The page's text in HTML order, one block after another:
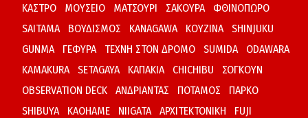
ΚΑΣΤΡΟ
ΜΟΥΣΕΙΟ ΜΑΤΣΟΥΡΙ ΣΑΚΟΥΡΑ
ΦΘΙΝΟΠΩΡΟ
SAITAMA
ΒΟΥΔΙΣΜΟΣ KANAGAWA ΚΟΥΖΙΝΑ
SHINJUKU
GUNMA
ΓΕΦΥΡΑ ΤΕΧΝΗ ΣΤΟΝ ΔΡΟΜΟ SUMIDA
ODAWARA
KAMAKURA
SETAGAYA ΚΑΠΑΚΙΑ CHICHIBU
ΣΟΓΚΟΥΝ
OBSERVATION DECK
ΑΝΔΡΙΑΝΤΑΣ ΠΟΤΑΜΟΣ
ΠΑΡΚΟ
SHIBUYA
KAOHAME NIIGATA ΑΡΧΙΤΕΚΤΟΝΙΚΗ
FUJI